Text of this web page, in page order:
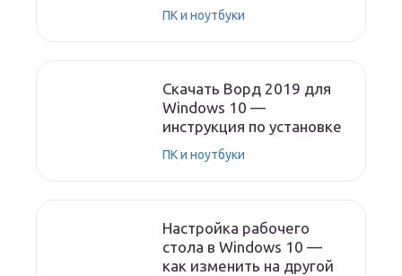
ПК и ноутбуки
Скачать Ворд 2019 для
Windows 10 —
инструкция по установке
ПК и ноутбуки
Настройка рабочего
стола в Windows 10 —
как изменить на другой